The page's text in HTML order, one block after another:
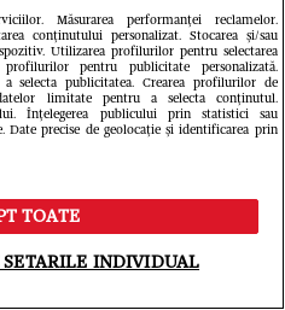
Măsurarea performanței reclamelor.
conținutului personalizat. Stocarea și/sau
Utilizarea profilurilor pentru selectarea
pentru publicitate personalizată.
selecta publicitatea. Crearea profilurilor de
limitate pentru a selecta conținutul.
Înțelegerea publicului prin statistici sau
precise de geolocație și identificarea prin
TOATE
INDIVIDUAL